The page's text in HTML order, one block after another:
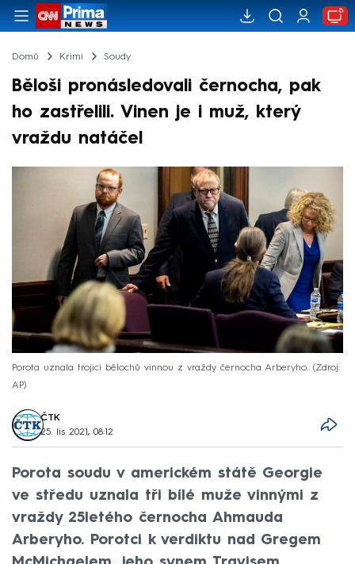
Domů Krimi Soudy
Běloši pronásledovali černocha, pak
ho zastřelili. Vinen je i muž, který
vraždu natáčel
Porota uznala trojici bělochů vinnou z vraždy černocha Arberyho.
Zdroj:
AP
ČTK
25. lis 2021, 08:12
Porota soudu v americkém státě Georgie
ve středu uznala tři bílé muže vinnými z
vraždy 25letého černocha Ahmauda
Arberyho. Porotci k verdiktu nad Gregem